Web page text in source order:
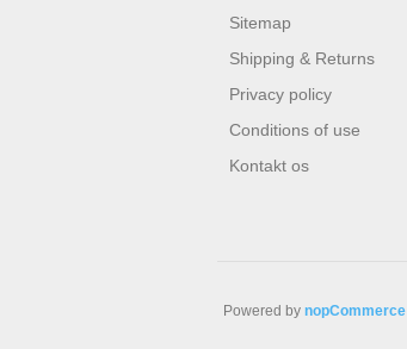
Sitemap
Shipping & Returns
Privacy policy
Conditions of use
Kontakt os
Powered by nopCommerce